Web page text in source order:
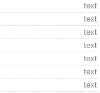
text
text
text
text
text
text
text